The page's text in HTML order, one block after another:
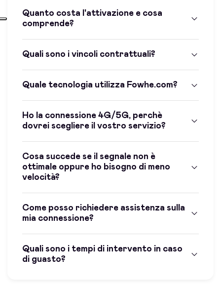
Quanto costa l'attivazione e cosa
comprende?
Quali sono i vincoli contrattuali?
Quale tecnologia utilizza Fowhe.com?
Ho la connessione 4G/5G, perchè
dovrei scegliere il vostro servizio?
Cosa succede se il segnale non è
ottimale oppure ho bisogno di meno
velocità?
Come posso richiedere assistenza sulla
mia connessione?
Quali sono i tempi di intervento in caso
di guasto?